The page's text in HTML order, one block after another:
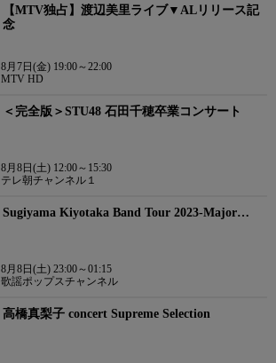
【MTV独占】渡辺美里ライブ▼ALリリース記
念
8月7日(金) 19:00～22:00
MTV HD
＜完全版＞STU48 石田千穂卒業コンサート
8月8日(土) 12:00～15:30
テレ朝チャンネル１
Sugiyama Kiyotaka Band Tour 2023-Major…
8月8日(土) 23:00～01:15
歌謡ポップスチャンネル
高橋真梨子 concert Supreme Selection